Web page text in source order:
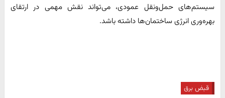
سیستم‌های حمل‌ونقل عمودی، می‌تواند نقش مهمی در ارتقای
بهره‌وری انرژی ساختمان‌ها داشته باشد.
قبض برق